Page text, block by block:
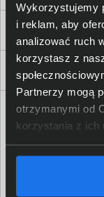
Wykorzystujemy
i reklam, aby
analizować ruch
korzystasz z
Partnerzy mogą
otrzymanymi od
korzystania z ich
Zakupy
Delkom 2000